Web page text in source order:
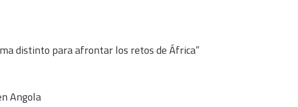
distinto para afrontar los retos de África”
Angola